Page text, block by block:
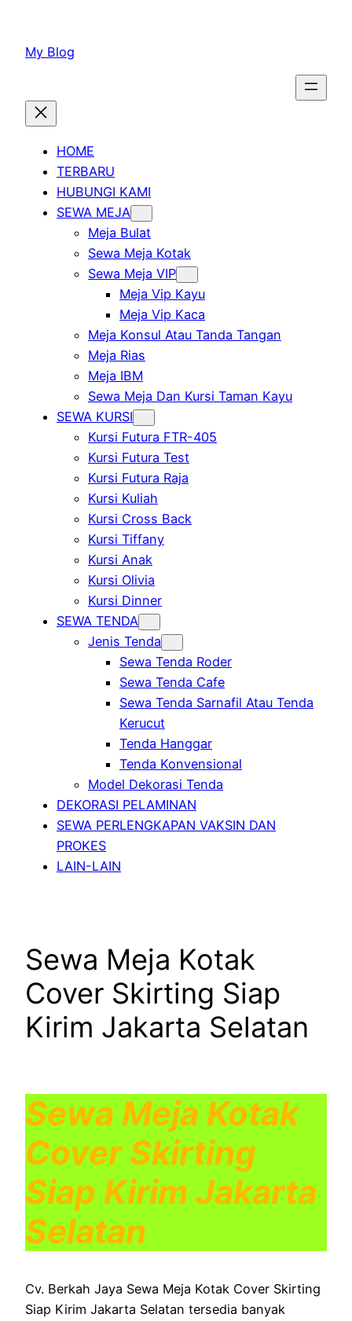
konten
My Blog
HOME
TERBARU
HUBUNGI KAMI
SEWA MEJA
Meja Bulat
Sewa Meja Kotak
Sewa Meja VIP
Meja Vip Kayu
Meja Vip Kaca
Meja Konsul Atau Tanda Tangan
Meja Rias
Meja IBM
Sewa Meja Dan Kursi Taman Kayu
SEWA KURSI
Kursi Futura FTR-405
Kursi Futura Test
Kursi Futura Raja
Kursi Kuliah
Kursi Cross Back
Kursi Tiffany
Kursi Anak
Kursi Olivia
Kursi Dinner
SEWA TENDA
Jenis Tenda
Sewa Tenda Roder
Sewa Tenda Cafe
Sewa Tenda Sarnafil Atau Tenda
Kerucut
Tenda Hanggar
Tenda Konvensional
Model Dekorasi Tenda
DEKORASI PELAMINAN
SEWA PERLENGKAPAN VAKSIN DAN
PROKES
LAIN-LAIN
Sewa Meja Kotak
Cover Skirting Siap
Kirim Jakarta Selatan
Sewa Meja Kotak
Cover Skirting
Siap Kirim Jakarta
Selatan
Cv. Berkah Jaya Sewa Meja Kotak Cover Skirting
Siap Kirim Jakarta Selatan tersedia banyak